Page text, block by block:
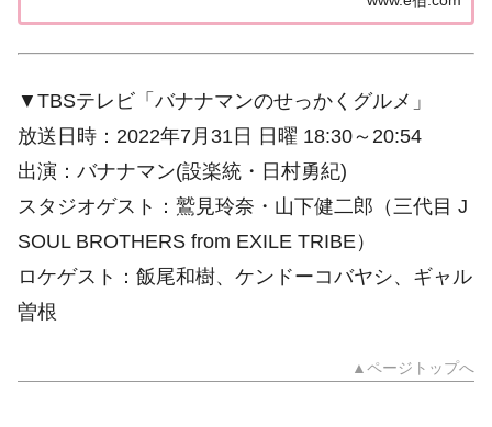
▼TBSテレビ「バナナマンのせっかくグルメ」
放送日時：2022年7月31日 日曜 18:30～20:54
出演：バナナマン(設楽統・日村勇紀)
スタジオゲスト：鷲見玲奈・山下健二郎（三代目 J
SOUL BROTHERS from EXILE TRIBE）
ロケゲスト：飯尾和樹、ケンドーコバヤシ、ギャル
曽根
▲ページトップへ